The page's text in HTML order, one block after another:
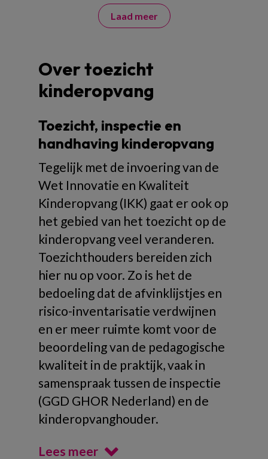
Laad meer
Over toezicht
kinderopvang
Toezicht, inspectie en
handhaving kinderopvang
Tegelijk met de invoering van de
Wet Innovatie en Kwaliteit
Kinderopvang (IKK) gaat er ook op
het gebied van het toezicht op de
kinderopvang veel veranderen.
Toezichthouders bereiden zich
hier nu op voor. Zo is het de
bedoeling dat de afvinklijstjes en
risico-inventarisatie verdwijnen
en er meer ruimte komt voor de
beoordeling van de pedagogische
kwaliteit in de praktijk, vaak in
samenspraak tussen de inspectie
(GGD GHOR Nederland) en de
kinderopvanghouder.
Lees meer